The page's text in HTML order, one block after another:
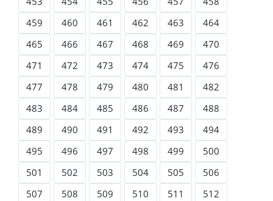
459
460 461 462 463
464
465
466 467 468 469
470
471
472 473 474 475
476
477
478 479 480 481
482
483
484 485 486 487
488
489
490 491 492 493
494
495
496 497 498 499
500
501
502 503 504 505
506
507
508 509 510 511
512